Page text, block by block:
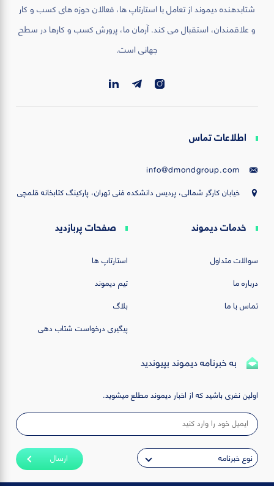
شتابدهنده دیموند از تعامل با استارتاپ ها، فعالان حوزه های کسب و کار
و علاقمندان، استقبال می کند. آرمان ما، پرورش کسب و کارها در سطح
جهانی است.
اطلاعات تماس
info@dmondgroup.com
خیابان کارگر شمالی، پردیس دانشکده فنی تهران، پارکینگ کتابخانه قلمچی
خدمات دیموند
سوالات متداول
درباره ما
تماس با ما
صفحات پربازدید
استارتاپ ها
تیم دیموند
بلاگ
پیگیری درخواست شتاب دهی
به خبرنامه دیموند بپیوندید
اولین نفری باشید که از اخبار دیموند مطلع میشوید.
ارسال